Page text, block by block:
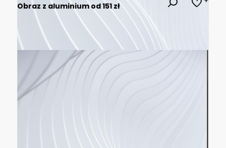
Obraz z aluminium od 151 zł